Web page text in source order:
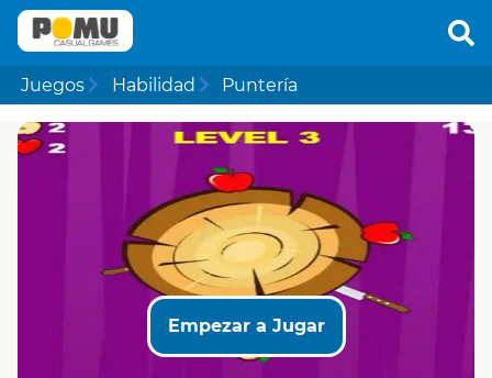
Juegos Habilidad Puntería
Empezar a Jugar